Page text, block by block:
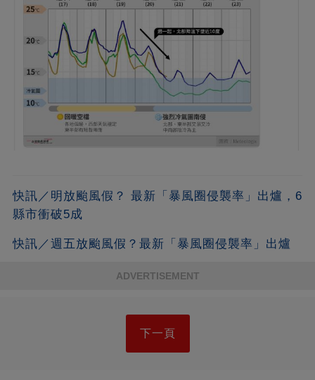
快訊／明放颱風假？ 最新「暴風圈侵襲率」出爐，6
縣市衝破5成
快訊／週五放颱風假？最新「暴風圈侵襲率」出爐
ADVERTISEMENT
下一頁